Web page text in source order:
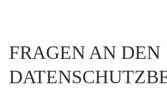
FRAGEN AN DEN